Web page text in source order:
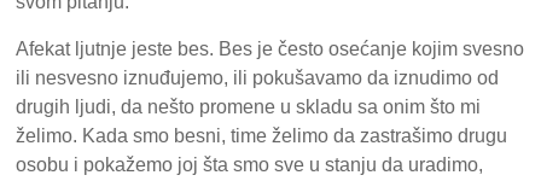
Afekat ljutnje jeste bes. Bes je često osećanje kojim svesno
ili nesvesno iznuđujemo, ili pokušavamo da iznudimo od
drugih ljudi, da nešto promene u skladu sa onim što mi
želimo. Kada smo besni, time želimo da zastrašimo drugu
osobu i pokažemo joj šta smo sve u stanju da uradimo,